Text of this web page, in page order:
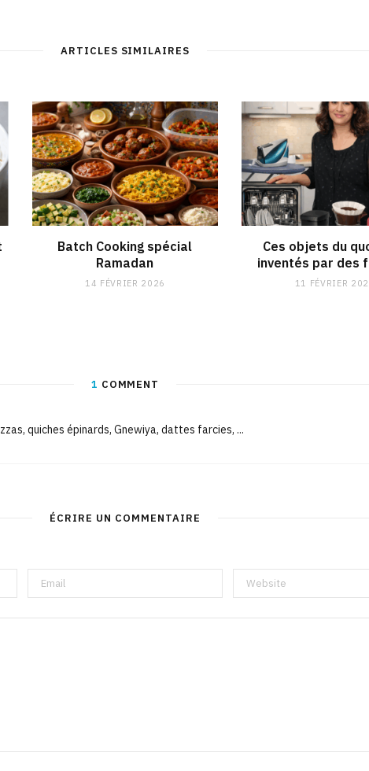
t
e
o
o
g
r
d
I
ARTICLES SIMILAIRES
Batch Cooking spécial
Ramadan
14 FÉVRIER 2026
Ces objets du
inventés par des
11 FÉVRIER
1 COMMENT
quiches épinards, Gnewiya, dattes farcies, ...
ÉCRIRE UN COMMENTAIRE